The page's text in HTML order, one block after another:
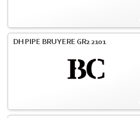
DH PIPE BRUYERE GR2 2101